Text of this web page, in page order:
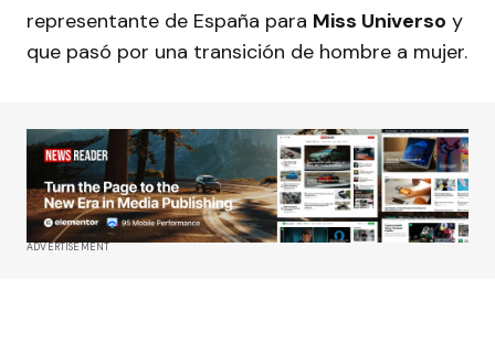
representante de España para Miss Universo y
que pasó por una transición de hombre a mujer.
ADVERTISEMENT